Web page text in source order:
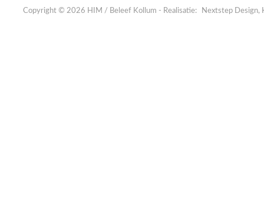
Copyright © 2026 HIM / Beleef Kollum - Realisatie: Nextstep Design,